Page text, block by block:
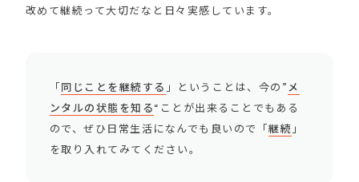
改めて継続って大切だなと日々実感しています。
「同じことを継続する 」ということは、今の” メ
ンタルの状態を知る“ことが出来ることでもある
ので、ぜひ日常生活になんでも良いので「継続 」
を取り入れてみてください。